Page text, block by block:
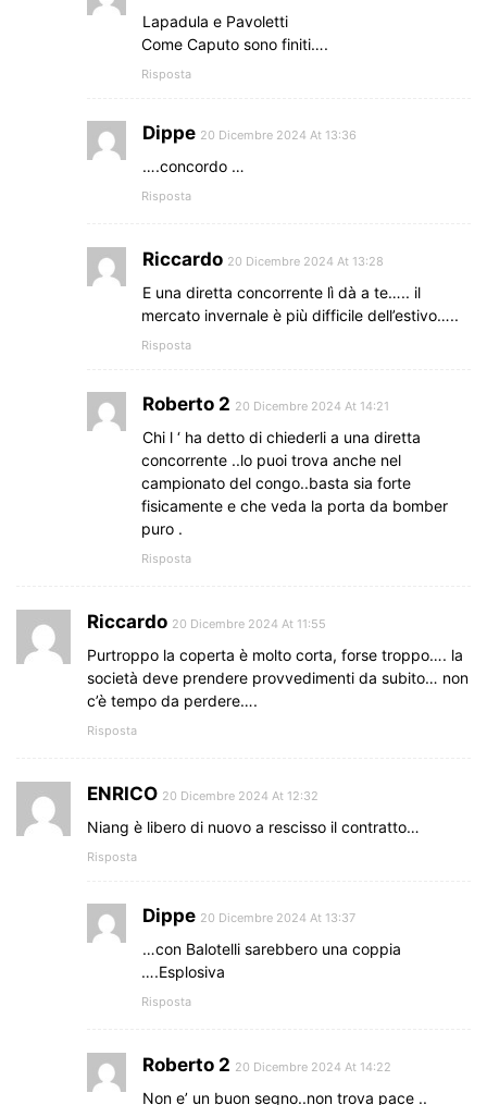
Lapadula e Pavoletti
Come Caputo sono finiti….
Risposta
Dippe 20 Dicembre 2024 At 13:36
….concordo …
Risposta
Riccardo 20 Dicembre 2024 At 13:28
E una diretta concorrente lì dà a te….. il
mercato invernale è più difficile dell’estivo…..
Risposta
Roberto 2 20 Dicembre 2024 At 14:21
Chi l ‘ ha detto di chiederli a una diretta
concorrente ..lo puoi trova anche nel
campionato del congo..basta sia forte
fisicamente e che veda la porta da bomber
puro .
Risposta
Riccardo 20 Dicembre 2024 At 11:55
Purtroppo la coperta è molto corta, forse troppo…. la
società deve prendere provvedimenti da subito… non
c’è tempo da perdere….
Risposta
ENRICO 20 Dicembre 2024 At 12:32
Niang è libero di nuovo a rescisso il contratto…
Risposta
Dippe 20 Dicembre 2024 At 13:37
…con Balotelli sarebbero una coppia
….Esplosiva
Risposta
Roberto 2 20 Dicembre 2024 At 14:22
Non e’ un buon segno..non trova pace ..